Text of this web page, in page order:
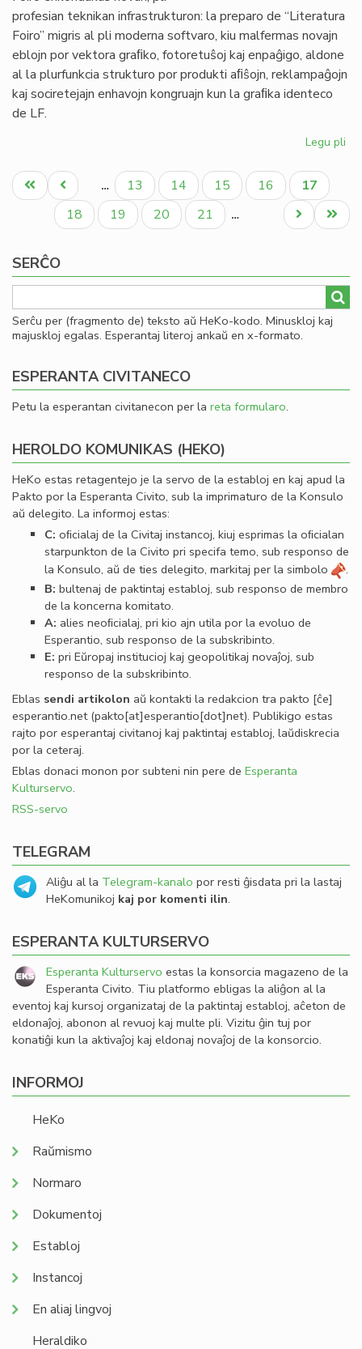
profesian teknikan infrastrukturon: la preparo de “Literatura
Foiro” migris al pli moderna softvaro, kiu malfermas novajn
eblojn por vektora graﬁko, fotoretuŝoj kaj enpaĝigo, aldone
al la plurfunkcia strukturo por produkti aﬁŝojn, reklampaĝojn
kaj sociretejajn enhavojn kongruajn kun la graﬁka identeco
de LF.
Legu pli
Pagination
Unua
paĝo
Antaŭa
paĝo
… Paĝo
13 Paĝo
14 Paĝo
15 Paĝo
16
Aktuala
paĝo
17
Paĝo
18 Paĝo
19 Paĝo
20 Paĝo
21 …
Last
page
Next
page
SERĈO
Serĉu per (fragmento de) teksto aŭ HeKo-kodo. Minuskloj kaj
majuskloj egalas. Esperantaj literoj ankaŭ en x-formato.
ESPERANTA CIVITANECO
Petu la esperantan civitanecon per la reta formularo.
HEROLDO KOMUNIKAS (HEKO)
HeKo estas retagentejo je la servo de la establoj en kaj apud la
Pakto por la Esperanta Civito, sub la imprimaturo de la Konsulo
aŭ delegito. La informoj estas:
C: oﬁcialaj de la Civitaj instancoj, kiuj esprimas la oﬁcialan
starpunkton de la Civito pri specifa temo, sub responso de
la Konsulo, aŭ de ties delegito, markitaj per la simbolo
.
B: bultenaj de paktintaj establoj, sub responso de membro
de la koncerna komitato.
A: alies neoﬁcialaj, pri kio ajn utila por la evoluo de
Esperantio, sub responso de la subskribinto.
E: pri Eŭropaj institucioj kaj geopolitikaj novaĵoj, sub
responso de la subskribinto.
Eblas sendi artikolon aŭ kontakti la redakcion tra pakto [ĉe]
esperantio.net(pakto[at]esperantio[dot]net). Publikigo estas
rajto por esperantaj civitanoj kaj paktintaj establoj, laŭdiskrecia
por la ceteraj.
Eblas donaci monon por subteni nin pere de Esperanta
Kulturservo.
RSS-servo
TELEGRAM
Aliĝu al la Telegram-kanalo por resti ĝisdata pri la lastaj
HeKomunikoj kaj por komenti ilin.
ESPERANTA KULTURSERVO
Esperanta Kulturservo estas la konsorcia magazeno de la
Esperanta Civito. Tiu platformo ebligas la aliĝon al la
eventoj kaj kursoj organizataj de la paktintaj establoj, aĉeton de
eldonaĵoj, abonon al revuoj kaj multe pli. Vizitu ĝin tuj por
konatiĝi kun la aktivaĵoj kaj eldonaj novaĵoj de la konsorcio.
INFORMOJ
HeKo
Raŭmismo
Normaro
Dokumentoj
Establoj
Instancoj
En aliaj lingvoj
Heraldiko